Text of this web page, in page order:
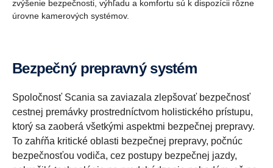
zvýšenie bezpečnosti, výhľadu a komfortu sú k dispozícii rôzne
úrovne kamerových systémov.
Bezpečný prepravný systém
Spoločnosť Scania sa zaviazala zlepšovať bezpečnosť
cestnej premávky prostredníctvom holistického prístupu,
ktorý sa zaoberá všetkými aspektmi bezpečnej prepravy.
To zahŕňa kritické oblasti bezpečnej prepravy, počnúc
bezpečnosťou vodiča, cez postupy bezpečnej jazdy,